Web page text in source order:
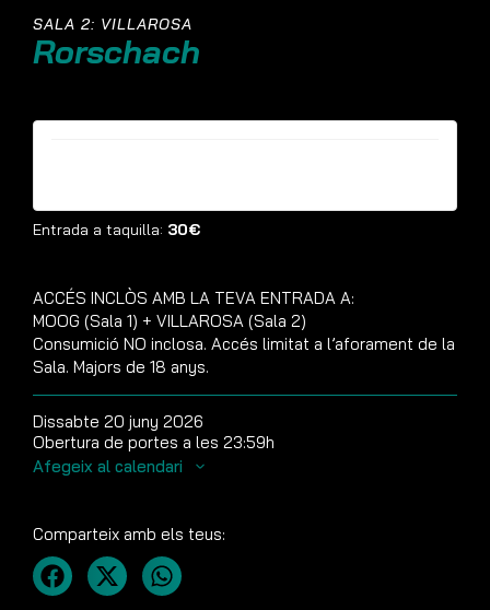
SALA 2: VILLAROSA
Rorschach
Entrada a taquilla: 30€
ACCÉS INCLÒS AMB LA TEVA ENTRADA A:
MOOG (Sala 1) + VILLAROSA (Sala 2)
Consumició NO inclosa. Accés limitat a l’aforament de la
Sala. Majors de 18 anys.
Dissabte 20 juny 2026
Obertura de portes a les 23:59h
Afegeix al calendari
Comparteix amb els teus: